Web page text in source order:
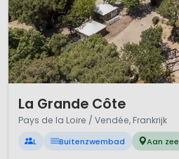
La Grande Côte
Pays de la Loire / Vendée, Frankrijk
L Buitenzwembad Aan zee